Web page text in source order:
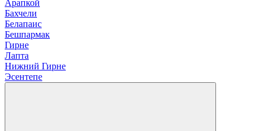
Арапкой
Бахчели
Белапаис
Бешпармак
Гирне
Лапта
Нижний Гирне
Эсентепе